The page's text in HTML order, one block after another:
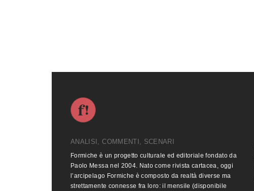
ANALISI, COMMENTI, SCENARI
Formiche è un progetto culturale ed editoriale fondato da
Paolo Messa nel 2004. Nato come rivista cartacea, oggi
l’arcipelago Formiche è composto da realtà diverse ma
strettamente connesse fra loro: il mensile (disponibile